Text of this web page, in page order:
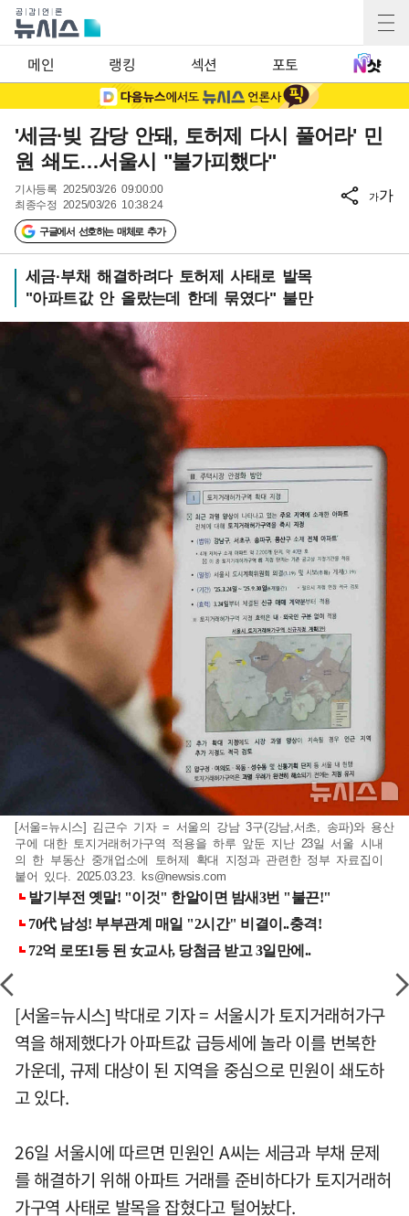
메인 랭킹 섹션 포토
'세금·빚 감당 안돼, 토허제 다시 풀어라' 민
원 쇄도…서울시 "불가피했다"
기사등록 2025/03/26 09:00:00
최종수정 2025/03/26 10:38:24
구글에서 선호하는 매체로 추가
가가
세금·부채 해결하려다 토허제 사태로 발목
"아파트값 안 올랐는데 한데 묶였다" 불만
[서울=뉴시스] 김근수 기자 = 서울의 강남 3구(강남,서초, 송파)와 용산
구에 대한 토지거래허가구역 적용을 하루 앞둔 지난 23일 서울 시내
의 한 부동산 중개업소에 토허제 확대 지정과 관련한 정부 자료집이
붙어 있다. 2025.03.23. ks@newsis.com
[서울=뉴시스] 박대로 기자 = 서울시가 토지거래허가구
역을 해제했다가 아파트값 급등세에 놀라 이를 번복한
가운데, 규제 대상이 된 지역을 중심으로 민원이 쇄도하
고 있다.
26일 서울시에 따르면 민원인 A씨는 세금과 부채 문제
를 해결하기 위해 아파트 거래를 준비하다가 토지거래허
가구역 사태로 발목을 잡혔다고 털어놨다.